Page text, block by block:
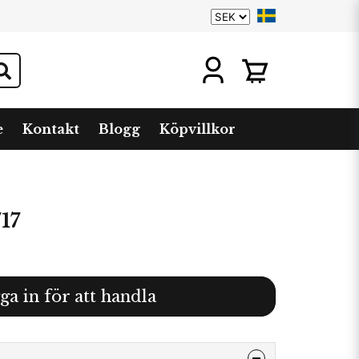
Kontakt Blogg Köpvillkor
in för att handla